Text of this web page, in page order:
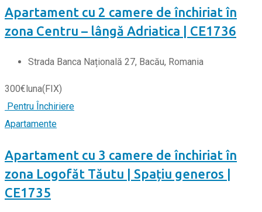
Apartament cu 2 camere de închiriat în
zona Centru – lângă Adriatica | CE1736
Strada Banca Națională 27, Bacău, Romania
300€luna(FIX)
Pentru Închiriere
Apartamente
Apartament cu 3 camere de închiriat în
zona Logofăt Tăutu | Spațiu generos |
CE1735